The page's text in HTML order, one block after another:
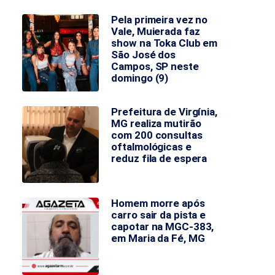
Pela primeira vez no
Vale, Muierada faz
show na Toka Club em
São José dos
Campos, SP neste
domingo (9)
Prefeitura de Virgínia,
MG realiza mutirão
com 200 consultas
oftalmológicas e
reduz fila de espera
Homem morre após
carro sair da pista e
capotar na MGC-383,
em Maria da Fé, MG